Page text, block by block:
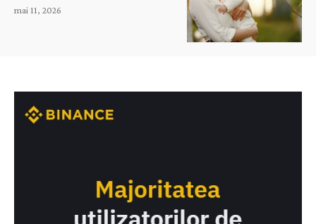
mai 11, 2026